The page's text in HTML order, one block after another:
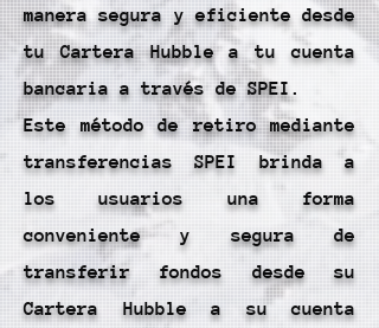
manera segura y eficiente desde
tu Cartera Hubble a tu cuenta
bancaria a través de SPEI.
Este método de retiro mediante
transferencias SPEI brinda a
los usuarios una forma
conveniente y segura de
transferir fondos desde su
Cartera Hubble a su cuenta